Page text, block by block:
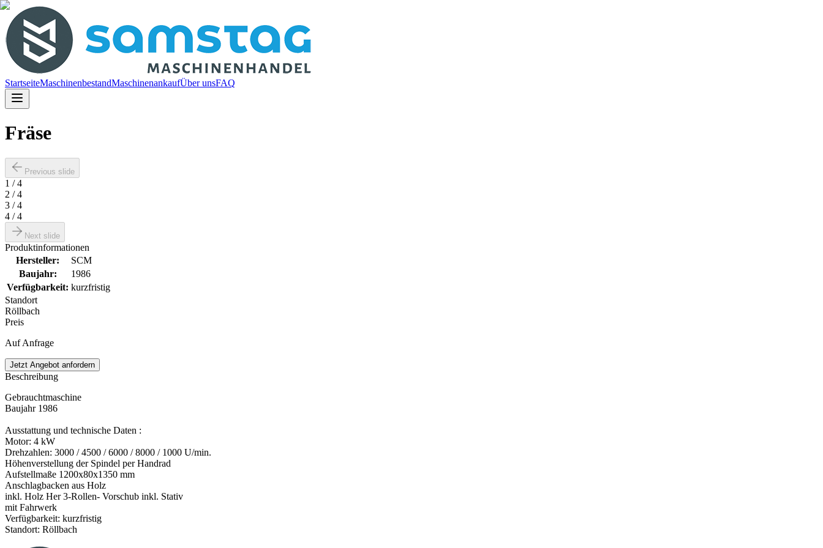
StartseiteMaschinenbestandMaschinenankaufÜber unsFAQ
Fräse
Previous slide
1 /4
2 /4
3 /4
4 /4
Next slide
Produktinformationen
Hersteller:
SCM
Baujahr:
1986
Verfügbarkeit: kurzfristig
Standort
Röllbach
Preis
Auf Anfrage
Jetzt Angebot anfordern
Beschreibung
Gebrauchtmaschine
Baujahr 1986
Ausstattung und technische Daten :
Motor: 4 kW
Drehzahlen: 3000 / 4500 / 6000 / 8000 / 1000 U/min.
Höhenverstellung der Spindel per Handrad
Aufstellmaße 1200x80x1350 mm
Anschlagbacken aus Holz
inkl. Holz Her 3-Rollen- Vorschub inkl. Stativ
mit Fahrwerk
Verfügbarkeit: kurzfristig
Standort: Röllbach